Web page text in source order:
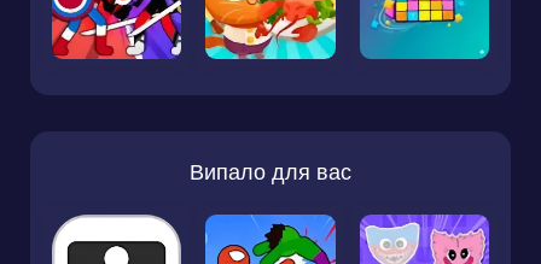
Випало для вас